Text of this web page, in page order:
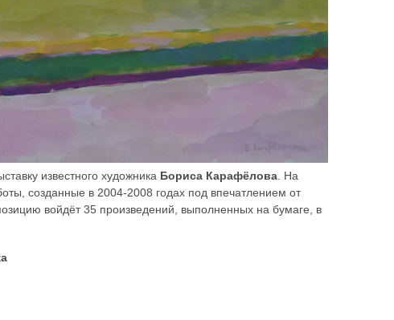
известного художника Бориса Карафёлова . На
созданные в 2004-2008 годах под впечатлением от
войдёт 35 произведений, выполненных на бумаге, в